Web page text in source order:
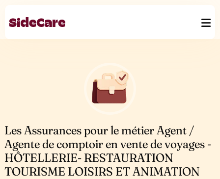
Les Assurances pour le métier Agent /
Agente de comptoir en vente de voyages -
HÔTELLERIE- RESTAURATION
TOURISME LOISIRS ET ANIMATION